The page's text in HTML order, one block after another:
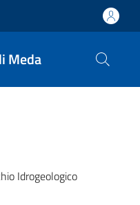
Meda
Idrogeologico